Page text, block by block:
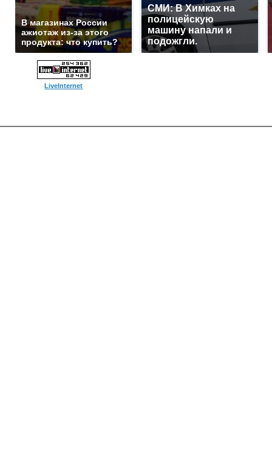
В магазинах России
ажиотаж из-за этого
продукта: что купить?
СМИ: В Химках на
полицейскую
машину напали и
подожгли.
LiveInternet